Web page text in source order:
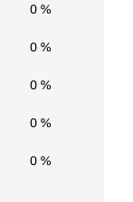
0 %
0 %
0 %
0 %
0 %